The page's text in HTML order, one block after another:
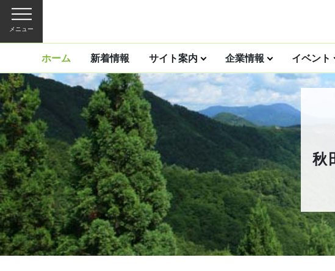
メニュー
ホーム 新着情報 サイト案内 企業情報 イベント
秋